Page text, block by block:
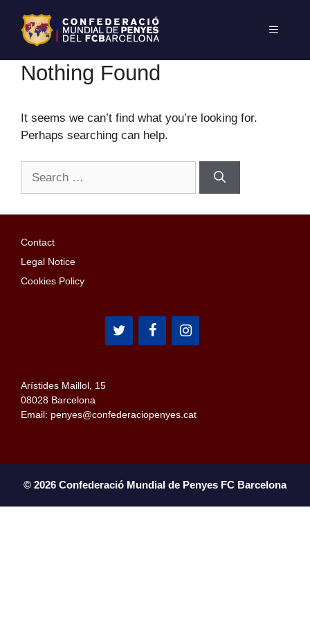
Nothing Found
It seems we can’t find what you’re looking for.
Perhaps searching can help.
Contact
Legal Notice
Cookies Policy
Arístides Maillol, 15
08028 Barcelona
Email: penyes@confederaciopenyes.cat
© 2026 Confederació Mundial de Penyes FC Barcelona